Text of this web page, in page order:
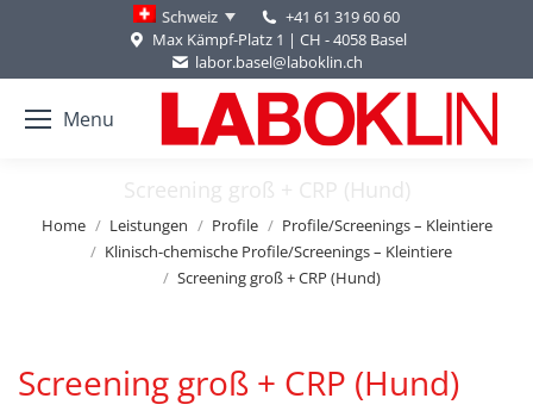
Schweiz
+41 61 319 60 60
Max Kämpf-Platz 1 | CH - 4058 Basel
labor.basel@laboklin.ch
Menu
Screening groß + CRP (Hund)
You are here:
Home Leistungen Profile
Profile/Screenings – Kleintiere
Klinisch-chemische Profile/Screenings – Kleintiere
Screening groß + CRP (Hund)
Screening groß + CRP (Hund)